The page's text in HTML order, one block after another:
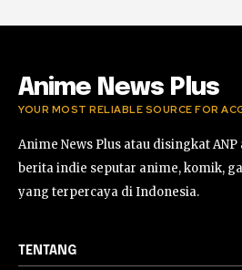
#ProjectWingman
Anime News Plus
YOUR MOST RELIABLE SOURCE FOR
Anime News Plus atau disingkat ANP
berita indie seputar anime, komik,
yang terpercaya di Indonesia.
TENTANG